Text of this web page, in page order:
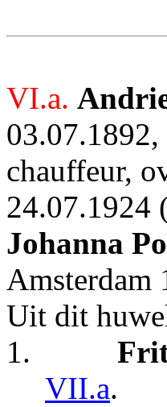
VI.a.
03.07.1892,
chauffeur,
24.07.1924
Johanna
Amsterdam
Uit dit
1.
VII.a.